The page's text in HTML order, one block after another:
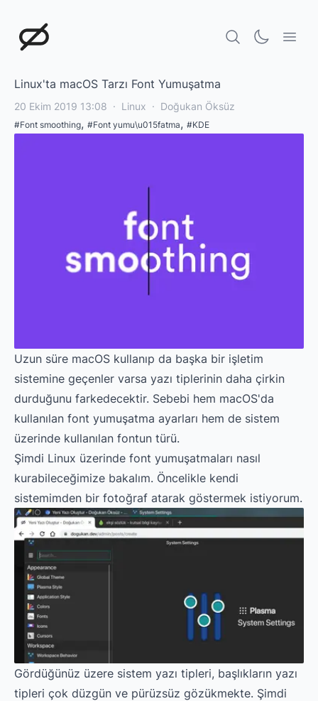
Doğukan Öksüz
Linux'ta macOS Tarzı Font Yumuşatma
20 Ekim 2019 13:08 · Linux · Doğukan Öksüz
#Font smoothing, #Font yumu\u015fatma, #KDE
Uzun süre macOS kullanıp da başka bir işletim
sistemine geçenler varsa yazı tiplerinin daha çirkin
durduğunu farkedecektir. Sebebi hem macOS'da
kullanılan font yumuşatma ayarları hem de sistem
üzerinde kullanılan fontun türü.
Şimdi Linux üzerinde font yumuşatmaları nasıl
kurabileceğimize bakalım. Öncelikle kendi
sistemimden bir fotoğraf atarak göstermek istiyorum.
Gördüğünüz üzere sistem yazı tipleri, başlıkların yazı
tipleri çok düzgün ve pürüzsüz gözükmekte. Şimdi